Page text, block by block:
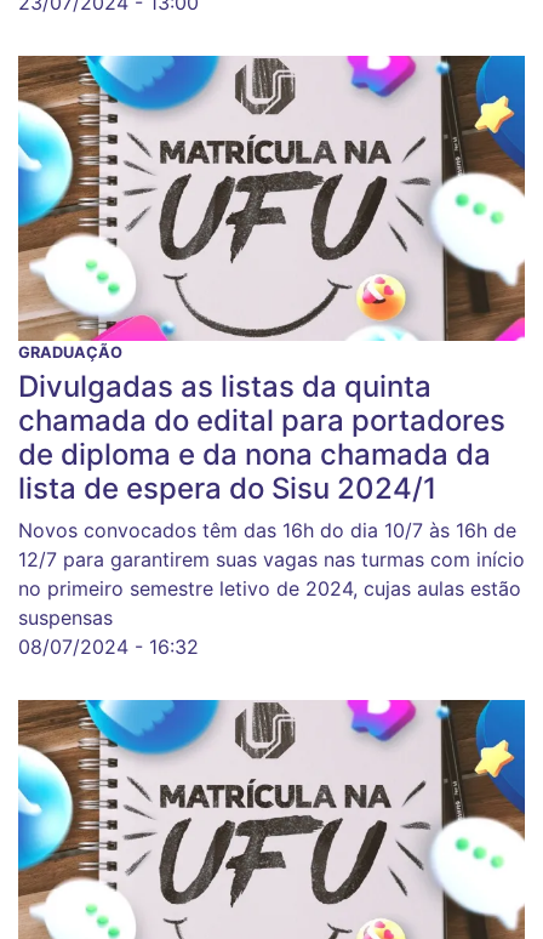
GRADUAÇÃO
Divulgadas as listas da quinta
chamada do edital para portadores
de diploma e da nona chamada da
lista de espera do Sisu 2024/1
Novos convocados têm das 16h do dia 10/7 às 16h de
12/7 para garantirem suas vagas nas turmas com início
no primeiro semestre letivo de 2024, cujas aulas estão
suspensas
08/07/2024 - 16:32